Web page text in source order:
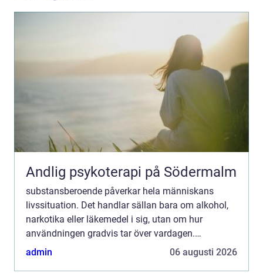
Andlig psykoterapi på Södermalm
substansberoende påverkar hela människans
livssituation. Det handlar sällan bara om alkohol,
narkotika eller läkemedel i sig, utan om hur
användningen gradvis tar över vardagen.
Relationer slits, hälsan försämras och fokus flyttas
admin 06 augusti 2026